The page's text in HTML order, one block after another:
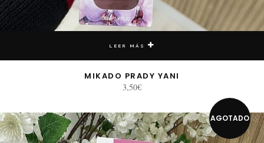
LEER MÁS
MIKADO PRADY YANI
3,50€
AGOTADO